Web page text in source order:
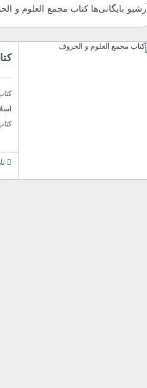
آرشیو بایگانی‌ها کتاب مجمع العلوم و